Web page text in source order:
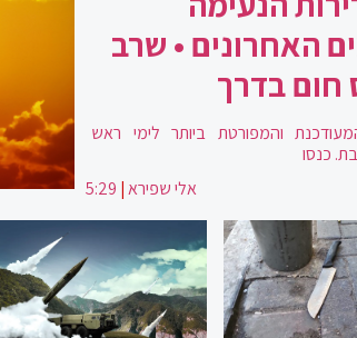
האחרונים • שרב
חום בדרך
והמפורטת ביותר לימי ראש
כנסו
אלי שפירא|
5:29